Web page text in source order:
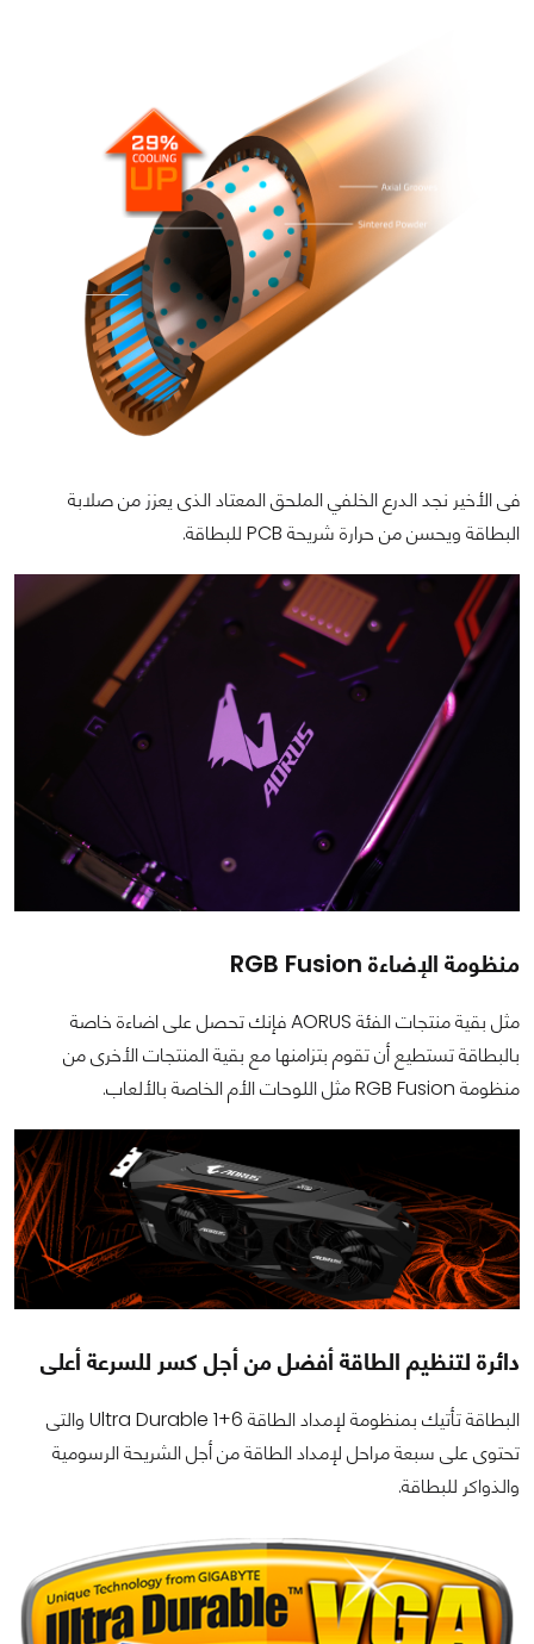
فى الأخير نجد الدرع الخلفي الملحق المعتاد الذى يعزز من صلابة
البطاقة ويحسن من حرارة شريحة PCB للبطاقة.
منظومة الإضاءة RGB Fusion
مثل بقية منتجات الفئة AORUS فإنك تحصل على اضاءة خاصة
بالبطاقة تستطيع أن تقوم بتزامنها مع بقية المنتجات الأخرى من
منظومة RGB Fusion مثل اللوحات الأم الخاصة بالألعاب.
دائرة لتنظيم الطاقة أفضل من أجل كسر للسرعة أعلى
البطاقة تأتيك بمنظومة لإمداد الطاقة 6+1 Ultra Durable والتى
تحتوى على سبعة مراحل لإمداد الطاقة من أجل الشريحة الرسومية
والذواكر للبطاقة.